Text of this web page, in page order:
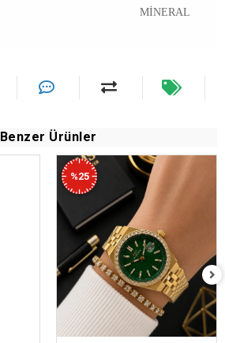
MİNERAL
Benzer Ürünler
%25